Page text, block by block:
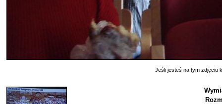
Jeśli jesteś na tym zdjęciu